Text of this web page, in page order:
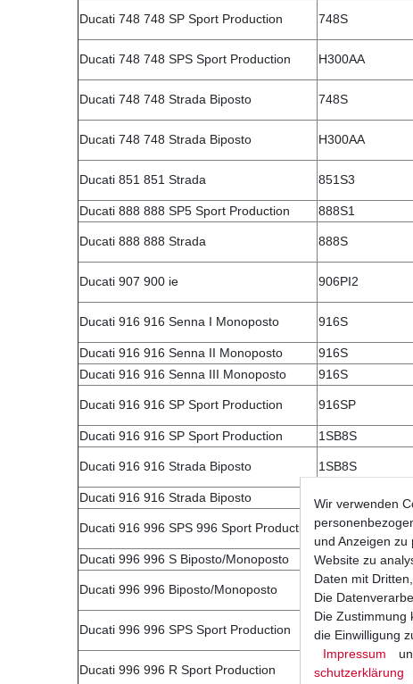
Ducati 748 748 SP Sport Production 748S
Ducati 748 748 SPS Sport Production H300AA
Ducati 748 748 Strada Biposto 748S
Ducati 748 748 Strada Biposto H300AA
Ducati 851 851 Strada 851S3
Ducati 888 888 SP5 Sport Production
888S1
Ducati 888 888 Strada 888S
Ducati 907 900 ie 906PI2
Ducati 916 916 Senna I Monoposto 916S
Ducati 916 916 Senna II Monoposto
916S
Ducati 916 916 Senna III Monoposto
916S
Ducati 916 916 SP Sport Production 916SP
Ducati 916 916 SP Sport Production
1SB8S
Ducati 916 916 Strada Biposto 1SB8S
Ducati 916 916 Strada Biposto
916S
Ducati 916 996 SPS 996 Sport ProductionH100AA
Ducati 996 996 S Biposto/Monoposto
H100AA
Ducati 996 996 Biposto/Monoposto
Ducati 996 996 SPS Sport Production H100AA
Ducati 996 996 R Sport Production H200AA
Wir verwenden
und Anzeigen
Website zu
Daten mit
Die
Die Zustimmung
die Einwilligung
Impressum
schutz­erklärung